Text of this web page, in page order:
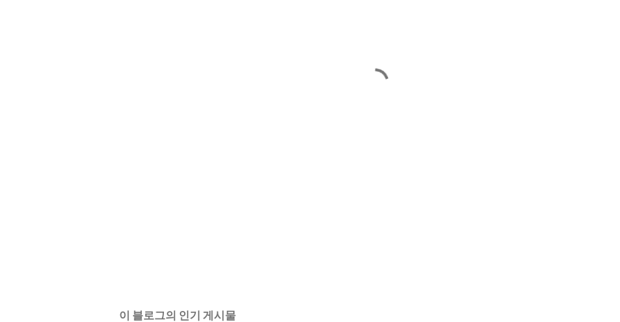
이 블로그의 인기 게시물